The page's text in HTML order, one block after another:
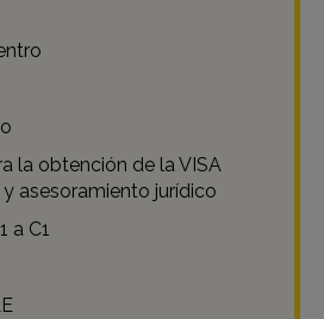
la obtención de la VISA
y asesoramiento jurídico
a C1